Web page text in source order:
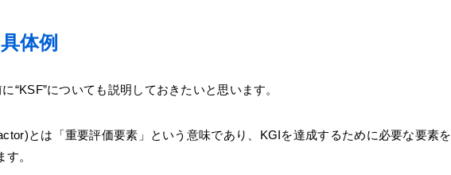
体例
“KSF”についても説明しておきたいと思います。
とは「重要評価要素」という意味であり、KGIを達成するために必要な要素を
。